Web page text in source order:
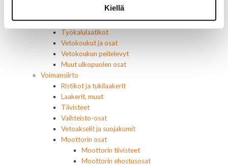
Kiellä
Rekisterikilven kehykset
Sivulasivisiirit ja tuuliohjaimet
Työkalulaatikot
Vetokoukut ja osat
Vetokoukun peitelevyt
Muut ulkopuolen osat
Voimansiirto
Ristikot ja tukilaakerit
Laakerit, muut
Tiivisteet
Vaihteisto-osat
Vetoakselit ja suojakumit
Moottorin osat
Moottorin tiivisteet
Moottorin ehostusosat